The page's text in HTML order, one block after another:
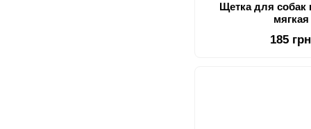
Щетка для собак
185 грн